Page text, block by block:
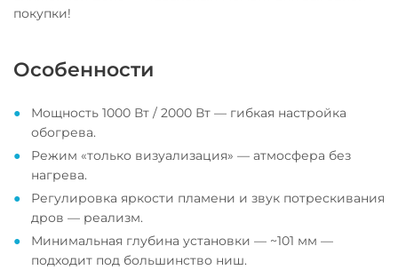
покупки!
Особенности
Мощность 1000 Вт / 2000 Вт — гибкая настройка
обогрева.
Режим «только визуализация» — атмосфера без
нагрева.
Регулировка яркости пламени и звук потрескивания
дров — реализм.
Минимальная глубина установки — ~101 мм —
подходит под большинство ниш.